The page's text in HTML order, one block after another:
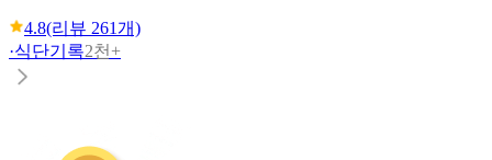
4.8(리뷰 261개)
·식단기록2천+